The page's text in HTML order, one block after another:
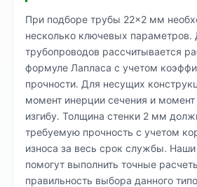
При подборе трубы 22×2 мм
несколько ключевых параметров.
трубопроводов рассчитывается
формуле Лапласа с учетом
прочности. Для несущих
момент инерции сечения и момент
изгибу. Толщина стенки 2 мм
требуемую прочность с учетом
износа за весь срок службы.
помогут выполнить точные
правильность выбора данного